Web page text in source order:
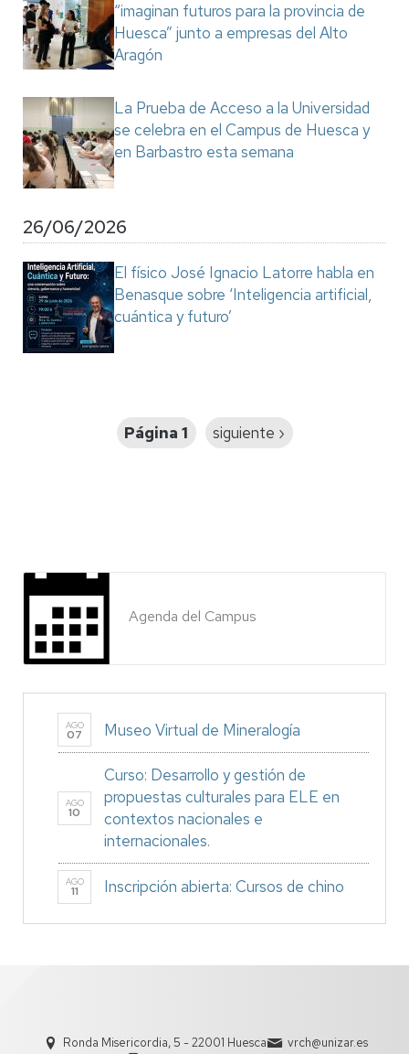
“imaginan futuros para la provincia de
Huesca” junto a empresas del Alto
Aragón
La Prueba de Acceso a la Universidad
se celebra en el Campus de Huesca y
en Barbastro esta semana
26/06/2026
El físico José Ignacio Latorre habla en
Benasque sobre ‘Inteligencia artificial,
cuántica y futuro’
Página 1
Siguiente
siguiente ›
Agenda del Campus
AGO
07 Museo Virtual de Mineralogía
AGO
10
Curso: Desarrollo y gestión de
propuestas culturales para ELE en
contextos nacionales e
internacionales.
AGO
11 Inscripción abierta: Cursos de chino
Ronda Misericordia, 5 - 22001 Huesca
vrch@unizar.es